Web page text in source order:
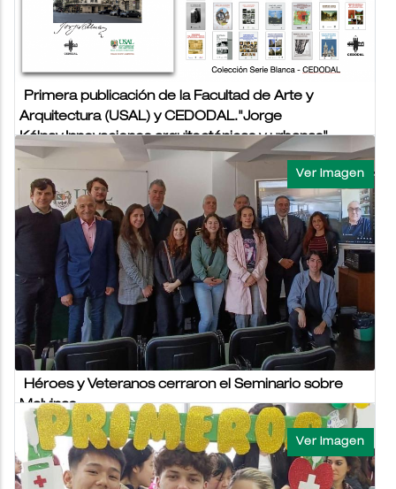
NOTICIAS USAL VIERNES 6 OCTUBRE 2023
Primera publicación de la Facultad de Arte y
Arquitectura (USAL) y CEDODAL."Jorge
Kálnay.Innovaciones arquitectónicas y urbanas"
FACULTAD DE ARTE Y ARQUITECTURA
PILAR
El miércoles 20 de septiembre se llevó a cabo en el Auditorio
del Consejo Profesional de Arquitectura y Urbanismo (CPAU)
de la Ciudad de Buenos...
NOTICIAS USAL VIERNES 6 OCTUBRE 2023
Héroes y Veteranos cerraron el Seminario sobre
Malvinas
06/10/2023 - 08:01
FACULTAD DE CIENCIAS SOCIALES